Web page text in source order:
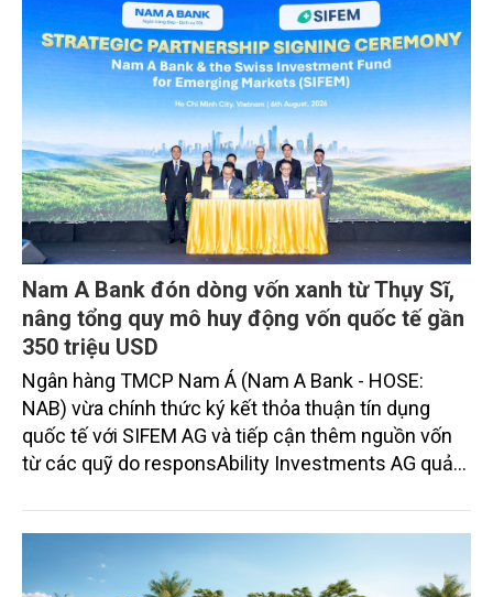
Nam A Bank đón dòng vốn xanh từ Thụy Sĩ,
nâng tổng quy mô huy động vốn quốc tế gần
350 triệu USD
Ngân hàng TMCP Nam Á (Nam A Bank - HOSE:
NAB) vừa chính thức ký kết thỏa thuận tín dụng
quốc tế với SIFEM AG và tiếp cận thêm nguồn vốn
từ các quỹ do responsAbility Investments AG quản
thu hút thành công từ đầu năm đến nay lên gần 350